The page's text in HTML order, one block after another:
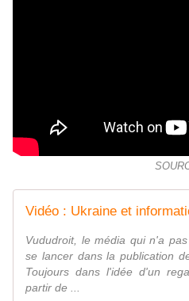
Vududroit, le média qui n'a
se lancer dans la publication
Toujours dans l'idée d'un
partir de ...